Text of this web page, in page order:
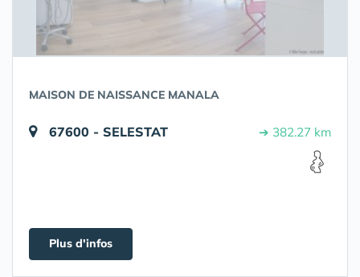
MAISON DE NAISSANCE MANALA
67600 - SELESTAT ➔ 382.27 km
Plus d'infos